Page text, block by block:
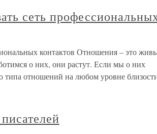
сеть
контактов Отношения – это
о них, они растут. Если мы о них
типа отношений на любом уровне